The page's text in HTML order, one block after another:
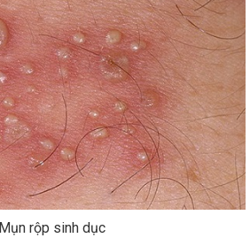
Mụn rộp sinh dục